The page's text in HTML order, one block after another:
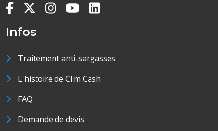
Infos
Traitement anti-sargasses
L'histoire de Clim Cash
FAQ
Demande de devis